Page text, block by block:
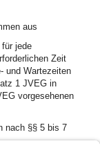
aus
jede
Zeit
und Wartezeiten
1 JVEG in
vorgesehenen
nach §§ 5 bis 7